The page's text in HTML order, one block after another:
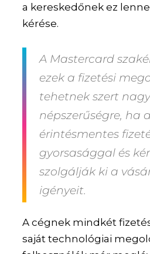
a kereskedőnek ez
kérése.
A Mastercard
ezek a fizetési
tehetnek szert
népszerűségre, ha
érintésmentes
gyorsasággal és
szolgálják ki a
igényeit.
A cégnek mindkét
saját technológiai